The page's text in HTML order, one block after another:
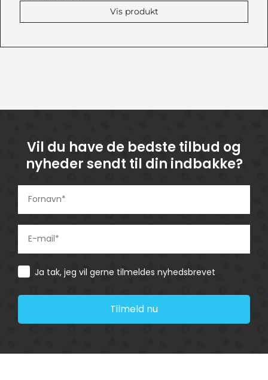
Vis produkt
Vil du have de bedste tilbud og
nyheder sendt til din indbakke?
Consent
Ja tak, jeg vil gerne tilmeldes nyhedsbrevet
Tilmeld nu